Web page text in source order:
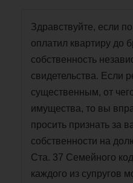
Здравствуйте, если
оплатил квартиру до
собственность
свидетельства. Если
существенным, от
имущества, то вы
просить признать за
собственности на
Ста. 37 Семейного
каждого из супругов